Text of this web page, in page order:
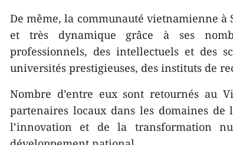
De même, la communauté vietnamienne
et très dynamique grâce à ses
professionnels, des intellectuels et des
universités prestigieuses, des instituts de
Nombre d’entre eux sont retournés au
partenaires locaux dans les domaines de
l’innovation et de la transformation